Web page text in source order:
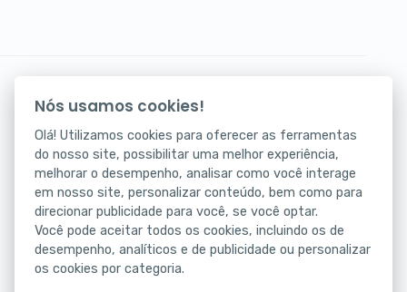
Baixe agora nosso app!
Nós usamos cookies!
Olá! Utilizamos cookies para oferecer as ferramentas
do nosso site, possibilitar uma melhor experiência,
melhorar o desempenho, analisar como você interage
em nosso site, personalizar conteúdo, bem como para
direcionar publicidade para você, se você optar.
Você pode aceitar todos os cookies, incluindo os de
desempenho, analíticos e de publicidade ou personalizar
os cookies por categoria.